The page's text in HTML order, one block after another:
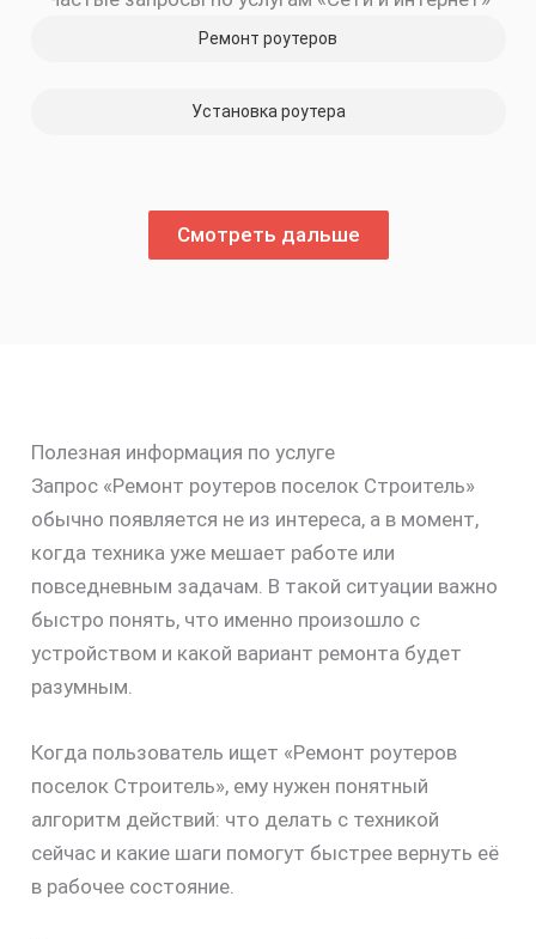
Ремонт роутеров
Установка роутера
Смотреть дальше
Полезная информация по услуге
Запрос «Ремонт роутеров поселок Строитель»
обычно появляется не из интереса, а в момент,
когда техника уже мешает работе или
повседневным задачам. В такой ситуации важно
быстро понять, что именно произошло с
устройством и какой вариант ремонта будет
разумным.
Когда пользователь ищет «Ремонт роутеров
поселок Строитель», ему нужен понятный
алгоритм действий: что делать с техникой
сейчас и какие шаги помогут быстрее вернуть её
в рабочее состояние.